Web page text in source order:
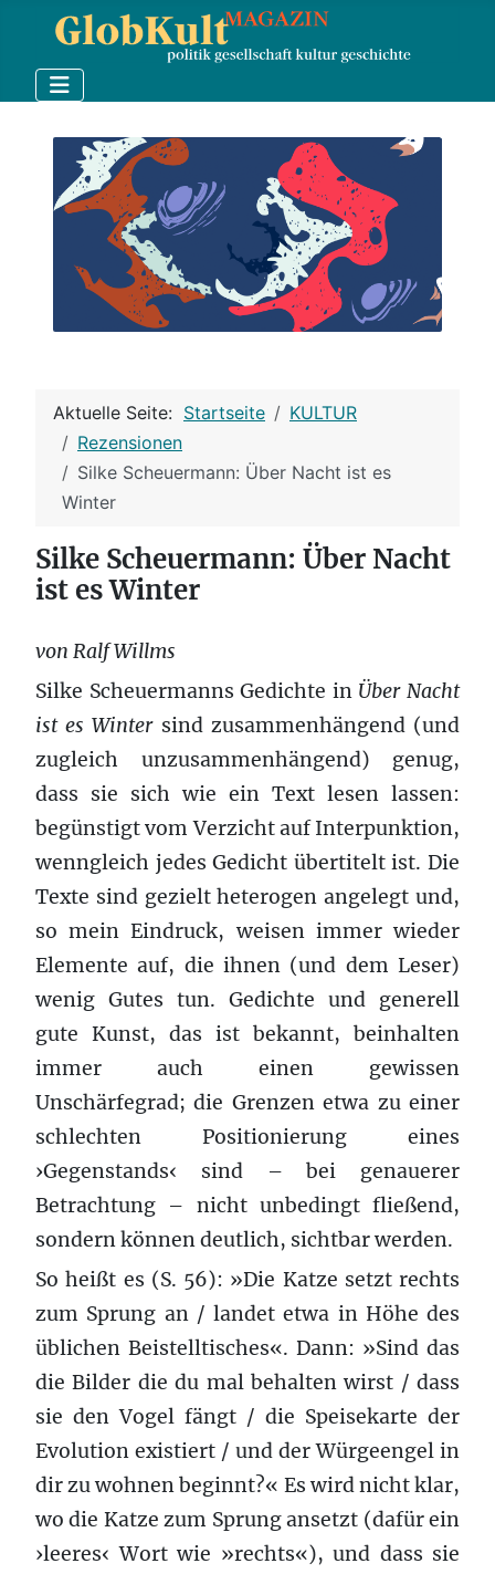
Aktuelle Seite: Startseite
KULTUR
Rezensionen
Silke Scheuermann: Über Nacht ist es
Winter
Silke Scheuermann: Über Nacht
ist es Winter
von Ralf Willms
Silke Scheuermanns Gedichte inÜber Nacht
ist es Wintersind zusammenhängend (und
zugleich unzusammenhängend) genug,
dass sie sich wie ein Text lesen lassen:
begünstigt vom Verzicht auf Interpunktion,
wenngleich jedes Gedicht übertitelt ist. Die
Texte sind gezielt heterogen angelegt und,
so mein Eindruck, weisen immer wieder
Elemente auf, die ihnen (und dem Leser)
wenig Gutes tun. Gedichte und generell
gute Kunst, das ist bekannt, beinhalten
immer auch einen gewissen
Unschärfegrad; die Grenzen etwa zu einer
schlechten Positionierung eines
›Gegenstands‹ sind – bei genauerer
Betrachtung – nicht unbedingt fließend,
sondern können deutlich, sichtbar werden.
So heißt es (S. 56): »Die Katze setzt rechts
zum Sprung an / landet etwa in Höhe des
üblichen Beistelltisches«. Dann: »Sind das
die Bilder die du mal behalten wirst / dass
sie den Vogel fängt / die Speisekarte der
Evolution existiert / und der Würgeengel in
dir zu wohnen beginnt?« Es wird nicht klar,
wo die Katze zum Sprung ansetzt (dafür ein
›leeres‹ Wort wie »rechts«), und dass sie